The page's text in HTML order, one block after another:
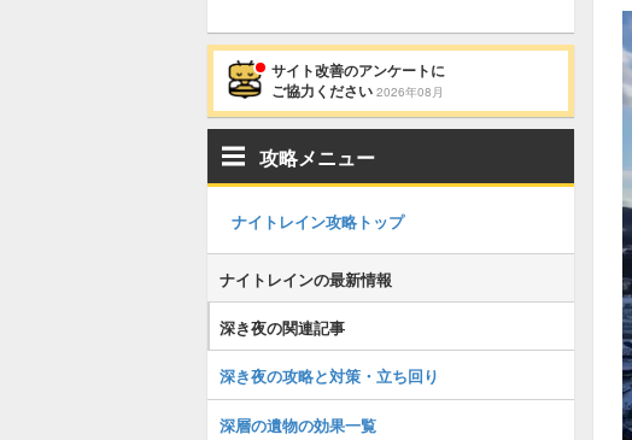
サイト改善のアンケートに
ご協力ください 2026年08月
攻略メニュー
ナイトレイン攻略トップ
ナイトレインの最新情報
深き夜の関連記事
深き夜の攻略と対策・立ち回り
深層の遺物の効果一覧